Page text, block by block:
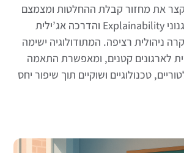
את מחזור קבלת ההחלטות ומצמצם
עלויות שקועות. מנגנוני Explainability והדרכה אג’ילית
ניהולית רציפה. המתודולוגיה ישימה
לארגונים קטנים, ומאפשרת התאמה
טכנולוגיים ושוקיים תוך שיפור יחס